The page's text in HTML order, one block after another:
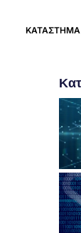
ΚΑΤΑΣΤΗΜΑ